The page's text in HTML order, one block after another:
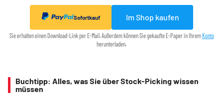
Sofortkauf Im Shop kaufen
Sie erhalten einen Download-Link per E-Mail. Außerdem können Sie gekaufte E-Paper in Ihrem Konto
herunterladen.
Buchtipp: Alles, was Sie über Stock-Picking wissen
müssen